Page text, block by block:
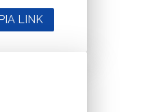
LINK